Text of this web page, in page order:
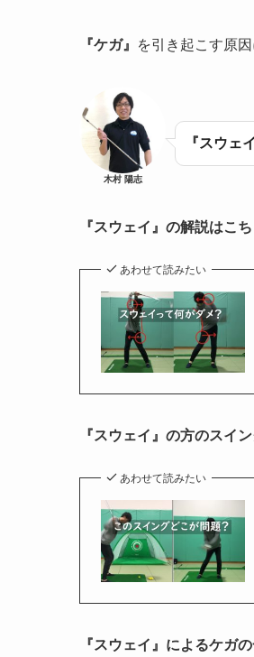
『ケガ』 を引き起こす原因
木村 陽志
『スウェ
『スウェイ』の解説はこ
あわせて読みたい
『スウェイ』の方のスイ
あわせて読みたい
『スウェイ』によるケガ